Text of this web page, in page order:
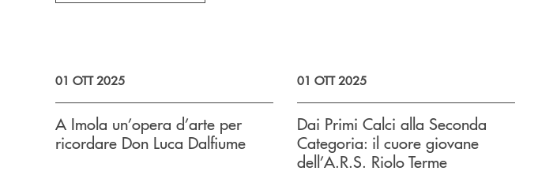
01 OTT 2025
A Imola un’opera d’arte per
ricordare Don Luca Dalfiume
01 OTT 2025
Dai Primi Calci alla Seconda
Categoria: il cuore giovane
dell’A.R.S. Riolo Terme